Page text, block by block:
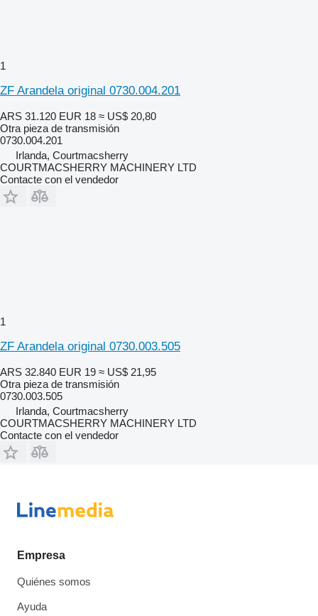
1
ZF Arandela original 0730.004.201
ARS 31.120 EUR 18 ≈ US$ 20,80
Otra pieza de transmisión
0730.004.201
Irlanda, Courtmacsherry
COURTMACSHERRY MACHINERY LTD
Contacte con el vendedor
1
ZF Arandela original 0730.003.505
ARS 32.840 EUR 19 ≈ US$ 21,95
Otra pieza de transmisión
0730.003.505
Irlanda, Courtmacsherry
COURTMACSHERRY MACHINERY LTD
Contacte con el vendedor
Empresa
Quiénes somos
Ayuda